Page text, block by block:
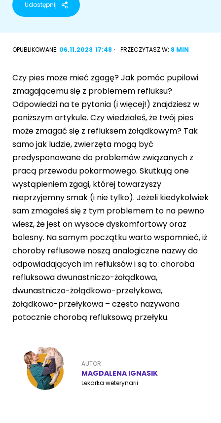
RASY PSÓW
Sznaucer miniaturowy
Golden retriever
Buldog francuski
Owczarek niemiecki
Wyszukiwarka ras psów
ZoociaLove News
Kot perski
Kot rosyjski niebieski
Udostępnij
OPUBLIKOWANE: 06.11.2023 17:48 PRZECZYTASZ W: 8 MIN
Czy pies może mieć zgagę? Jak pomóc pupilowi
zmagającemu się z problemem refluksu?
Odpowiedzi na te pytania (i więcej!) znajdziesz w
poniższym artykule. Czy wiedziałeś, że twój pies
może zmagać się z refluksem żołądkowym? Tak
samo jak ludzie, zwierzęta mogą być
predysponowane do problemów związanych z
pracą przewodu pokarmowego. Skutkują one
wystąpieniem zgagi, której towarzyszy
nieprzyjemny smak (i nie tylko). Jeżeli kiedykolwiek
sam zmagałeś się z tym problemem to na pewno
wiesz, że jest on wysoce dyskomfortowy oraz
bolesny. Na samym początku warto wspomnieć, iż
choroby reflusowe noszą analogiczne nazwy do
odpowiadających im refluksów i są to: choroba
refluksowa dwunastniczo-żołądkowa,
dwunastniczo-żołądkowo-przełykowa,
żołądkowo-przełykowa – często nazywana
potocznie chorobą refluksową przełyku.
AUTOR
MAGDALENA IGNASIK
Lekarka weterynarii